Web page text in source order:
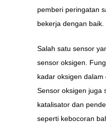
pemberi peringatan
bekerja dengan baik.
Salah satu sensor
sensor oksigen.
kadar oksigen dalam
Sensor oksigen juga
katalisator dan
seperti kebocoran